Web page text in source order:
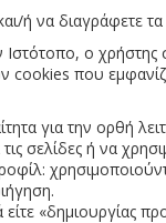
ή να διαγράφετε
Ιστότοπο, ο
cookies που
για την ορθή
σελίδες ή να
είτε «δημιουργίας